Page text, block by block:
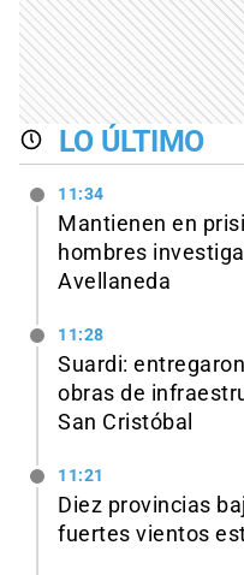
LO ÚLTIMO
11:34
Mantienen en
hombres
Avellaneda
11:28
Suardi:
obras de
San Cristóbal
11:21
Diez provincias
fuertes vientos